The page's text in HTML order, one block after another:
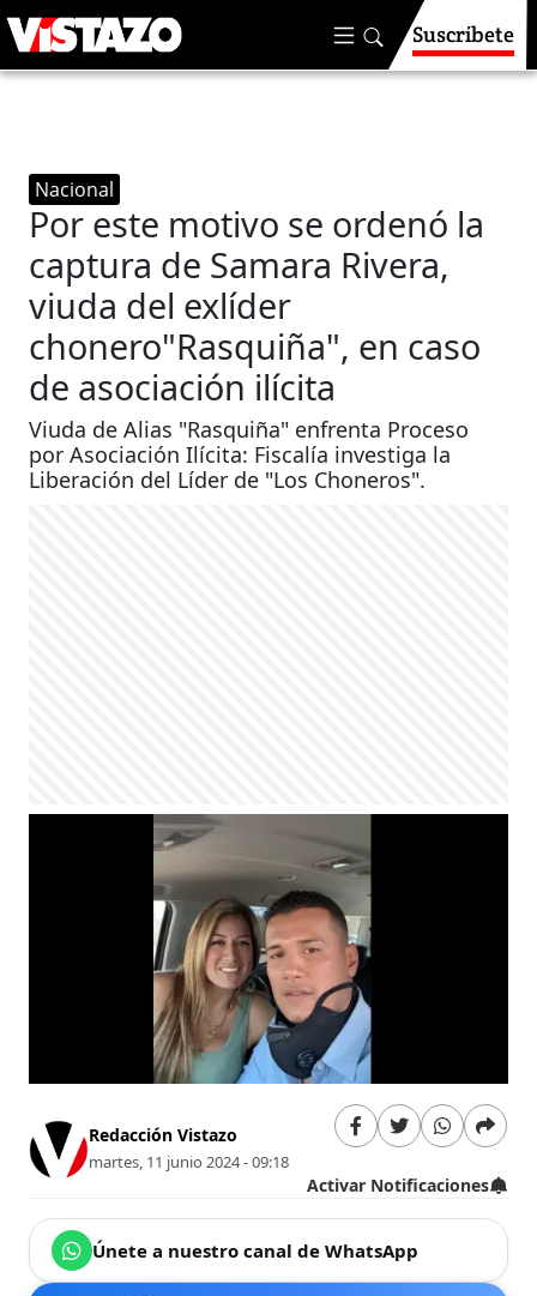
Suscríbete
Nacional
Por este motivo se ordenó la
captura de Samara Rivera,
viuda del exlíder
chonero"Rasquiña", en caso
de asociación ilícita
Viuda de Alias "Rasquiña" enfrenta Proceso
por Asociación Ilícita: Fiscalía investiga la
Liberación del Líder de "Los Choneros".
Redacción Vistazo
martes, 11 junio 2024 - 09:18
Activar Notificaciones
Únete a nuestro canal de WhatsApp